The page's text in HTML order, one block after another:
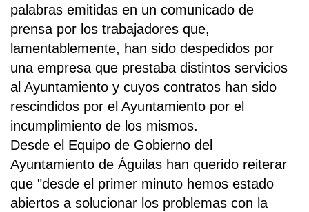
palabras emitidas en un comunicado de
prensa por los trabajadores que,
lamentablemente, han sido despedidos por
una empresa que prestaba distintos servicios
al Ayuntamiento y cuyos contratos han sido
rescindidos por el Ayuntamiento por el
incumplimiento de los mismos.
Desde el Equipo de Gobierno del
Ayuntamiento de Águilas han querido reiterar
que "desde el primer minuto hemos estado
abiertos a solucionar los problemas con la